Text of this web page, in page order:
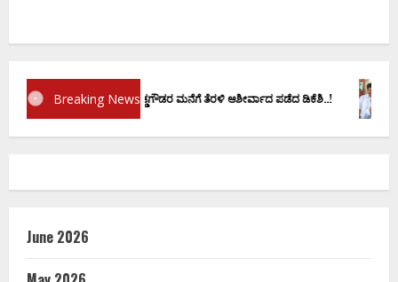
Breaking News
ವಚನಕ್ಕೂ ಮುನ್ನ ದೊಡ್ಡಗೌಡರ ಮನೆಗೆ ತೆರಳಿ ಆಶೀರ್ವಾದ ಪಡೆದ ಡಿಕೆಶಿ..!
June 2026